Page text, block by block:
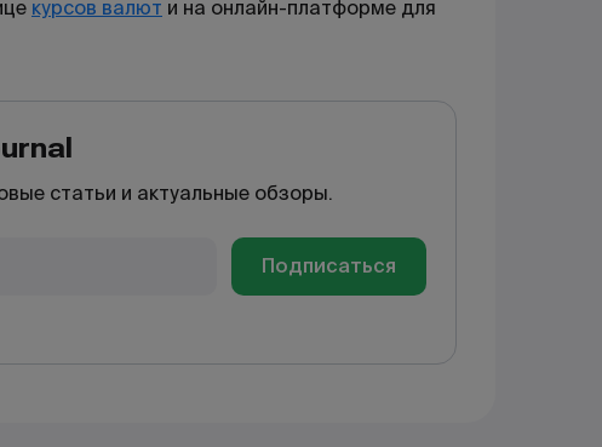
курсов валют и на онлайн-платформе для
статьи и актуальные обзоры.
Подписаться